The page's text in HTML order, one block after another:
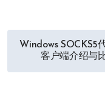
文
章
Windows SOCKS5
客户端介绍与